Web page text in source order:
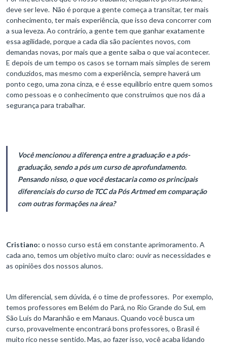
deve ser leve. Não é porque a gente começa a transitar, ter mais
conhecimento, ter mais experiência, que isso deva concorrer com
a sua leveza. Ao contrário, a gente tem que ganhar exatamente
essa agilidade, porque a cada dia são pacientes novos, com
demandas novas, por mais que a gente saiba o que vai acontecer.
E depois de um tempo os casos se tornam mais simples de serem
conduzidos, mas mesmo com a experiência, sempre haverá um
ponto cego, uma zona cinza, e é esse equilíbrio entre quem somos
como pessoas e o conhecimento que construímos que nos dá a
segurança para trabalhar.
Você mencionou a diferença entre a graduação e a pós-
graduação, sendo a pós um curso de aprofundamento.
Pensando nisso, o que você destacaria como os principais
diferenciais do curso de TCC da Pós Artmed em comparação
com outras formações na área?
Cristiano: o nosso curso está em constante aprimoramento. A
cada ano, temos um objetivo muito claro: ouvir as necessidades e
as opiniões dos nossos alunos.
Um diferencial, sem dúvida, é o time de professores. Por exemplo,
temos professores em Belém do Pará, no Rio Grande do Sul, em
São Luís do Maranhão e em Manaus. Quando você busca um
curso, provavelmente encontrará bons professores, o Brasil é
muito rico nesse sentido. Mas, ao fazer isso, você acaba lidando